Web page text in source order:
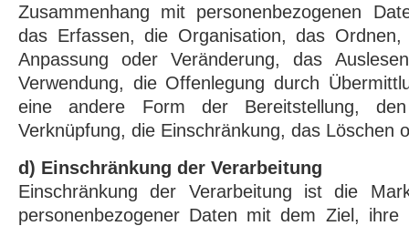
Zusammenhang mit personenbezogenen
das Erfassen, die Organisation, das
Anpassung oder Veränderung, das
Verwendung, die Offenlegung durch
eine andere Form der Bereitstellung,
Verknüpfung, die Einschränkung, das Löschen
d) Einschränkung der Verarbeitung
Einschränkung der Verarbeitung ist die
personenbezogener Daten mit dem Ziel, ihre